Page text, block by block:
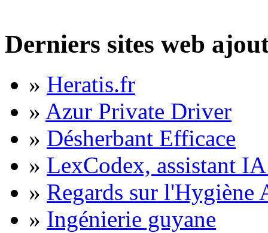
Derniers sites web
» Heratis.fr
» Azur Private Driver
» Désherbant Efficace
» LexCodex, assistant
» Regards sur l'Hygiène
» Ingénierie guyane